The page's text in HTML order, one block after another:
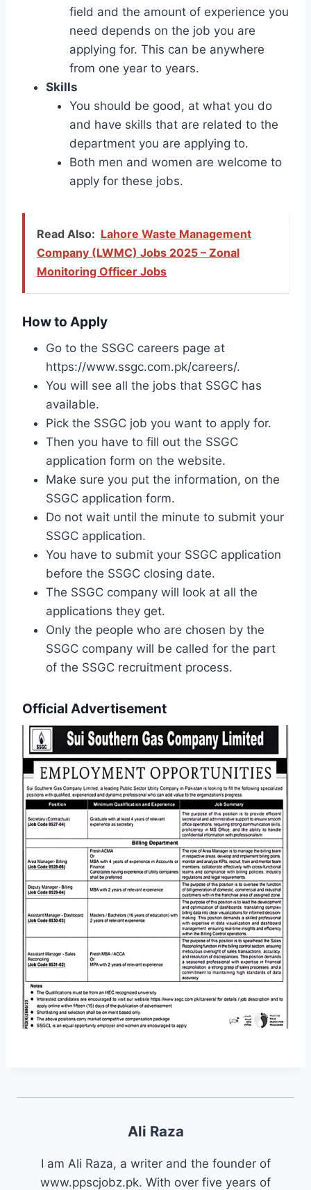
field and the amount of experience you
need depends on the job you are
applying for. This can be anywhere
from one year to years.
Skills
You should be good, at what you do
and have skills that are related to the
department you are applying to.
Both men and women are welcome to
apply for these jobs.
Read Also: Lahore Waste Management
Company (LWMC) Jobs 2025 – Zonal
Monitoring Officer Jobs
How to Apply
Go to the SSGC careers page at
https://www.ssgc.com.pk/careers/.
You will see all the jobs that SSGC has
available.
Pick the SSGC job you want to apply for.
Then you have to fill out the SSGC
application form on the website.
Make sure you put the information, on the
SSGC application form.
Do not wait until the minute to submit your
SSGC application.
You have to submit your SSGC application
before the SSGC closing date.
The SSGC company will look at all the
applications they get.
Only the people who are chosen by the
SSGC company will be called for the part
of the SSGC recruitment process.
Official Advertisement
Ali Raza
I am Ali Raza, a writer and the founder of
www.ppscjobz.pk. With over five years of